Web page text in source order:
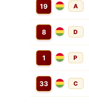
19 A
8 D
1 P
33 C